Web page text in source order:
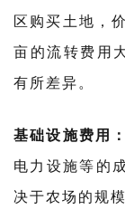
区购买土地，
亩的流转费用
有所差异。
基础设施费用
电力设施等的
决于农场的规